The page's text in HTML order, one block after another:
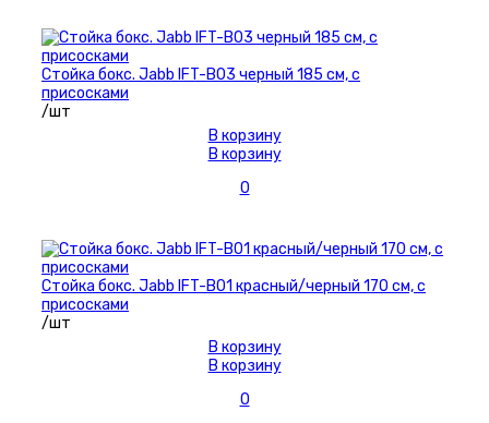
Стойка бокс. Jabb IFT-B03 черный 185 см, с
присосками
/шт
В корзину
В корзину
0
Стойка бокс. Jabb IFT-B01 красный/черный 170 см, с
присосками
/шт
В корзину
В корзину
0